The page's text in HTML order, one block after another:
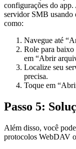
configurações do app.
servidor SMB usando
como:
Navegue até
Role para baixo
em “Abrir
Localize seu
precisa.
Toque em
Passo 5:
Além disso, você
protocolos WebDAV